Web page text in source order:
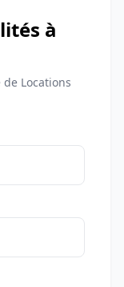
à
Locations